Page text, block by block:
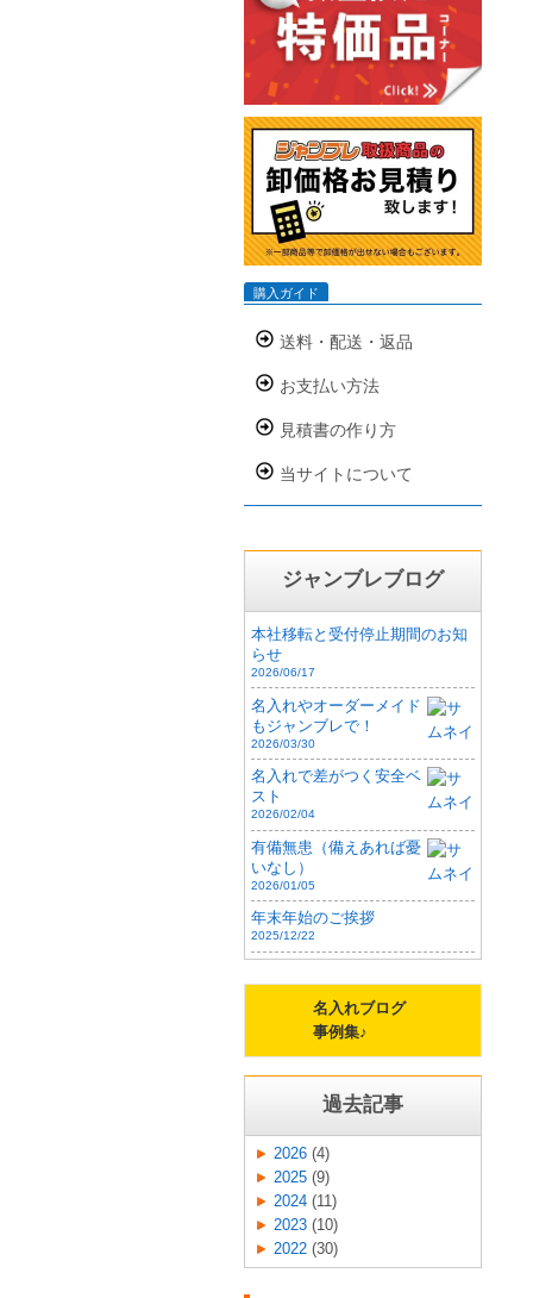
購入ガイド
送料・配送・返品
お支払い方法
見積書の作り方
当サイトについて
ジャンブレブログ
本社移転と受付停止期間のお知
らせ
2026/06/17
名入れやオーダーメイド
もジャンブレで！
2026/03/30
名入れで差がつく安全ベ
スト
2026/02/04
有備無患（備えあれば憂
いなし）
2026/01/05
年末年始のご挨拶
2025/12/22
名入れブログ
事例集♪
過去記事
2026 (4)
2025 (9)
2024 (11)
2023 (10)
2022 (30)